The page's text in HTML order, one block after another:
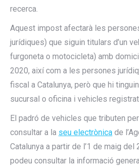
recerca.
Aquest impost afectarà les
jurídiques) que siguin titulars d’un
furgoneta o motocicleta) amb
2020, així com a les persones
fiscal a Catalunya, però que hi
sucursal o oficina i vehicles
El padró de vehicles que tributen
consultar a la seu electrònica de
Catalunya a partir de l’1 de maig del
podeu consultar la informació